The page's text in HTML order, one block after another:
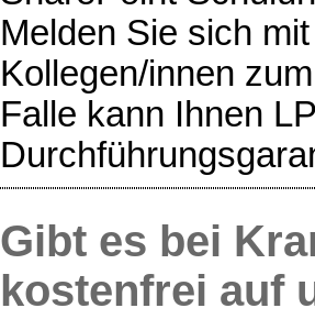
Melden Sie sich
Kollegen/innen
Falle kann Ihnen
Gibt es bei
kostenfrei auf